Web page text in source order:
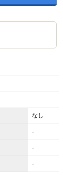
なし
-
-
-